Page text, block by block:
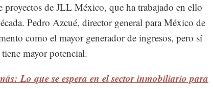
proyectos de JLL México, que ha trabajado en ello
Pedro Azcué, director general para México de
como el mayor generador de ingresos, pero sí
mayor potencial.
Lo que se espera en el sector inmobiliario para